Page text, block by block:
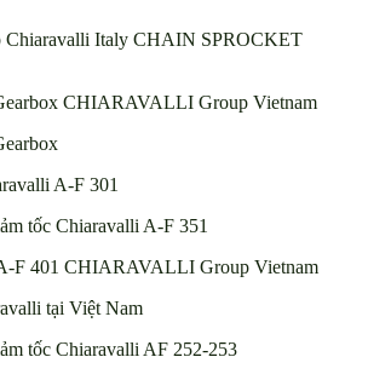
Chiaravalli Italy CHAIN SPROCKET
CHIARAVALLI Group Vietnam
A-F 301
tốc Chiaravalli A-F 351
F 401 CHIARAVALLI Group Vietnam
tại Việt Nam
tốc Chiaravalli AF 252-253